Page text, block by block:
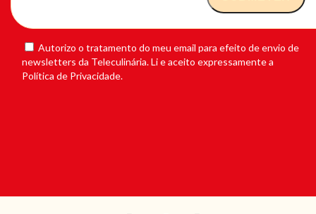
Autorizo o tratamento do meu email para efeito de envio de
newsletters da Teleculinária. Li e aceito expressamente a
Política de Privacidade.